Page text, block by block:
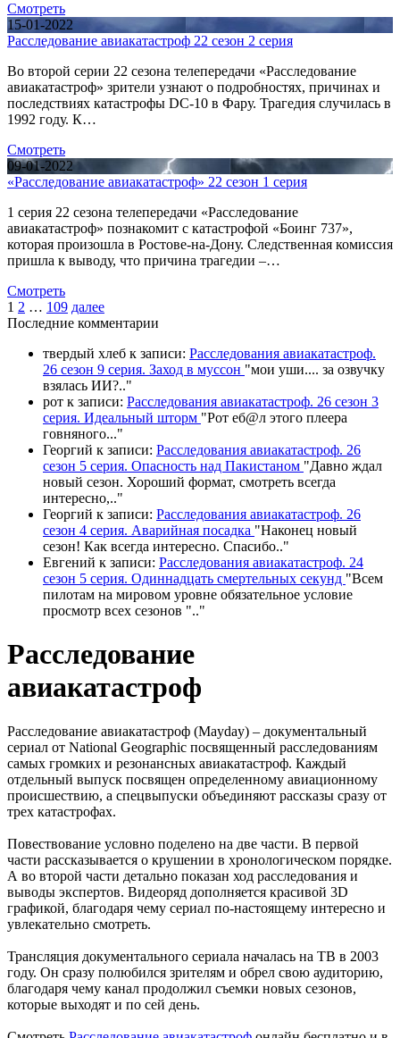
Смотреть
15-01-2022
Расследование авиакатастроф 22 сезон 2 серия
Во второй серии 22 сезона телепередачи «Расследование
авиакатастроф» зрители узнают о подробностях, причинах и
последствиях катастрофы DC-10 в Фару. Трагедия случилась в
1992 году. К…
Смотреть
09-01-2022
«Расследование авиакатастроф» 22 сезон 1 серия
1 серия 22 сезона телепередачи «Расследование
авиакатастроф» познакомит с катастрофой «Боинг 737»,
которая произошла в Ростове-на-Дону. Следственная комиссия
пришла к выводу, что причина трагедии –…
Смотреть
1 2 … 109 далее
Последние комментарии
твердый хлеб к записи: Расследования авиакатастроф.
26 сезон 9 серия. Заход в муссон "мои уши.... за озвучку
взялась ИИ?.."
рот к записи: Расследования авиакатастроф. 26 сезон 3
серия. Идеальный шторм "Рот еб@л этого плеера
говняного..."
Георгий к записи: Расследования авиакатастроф. 26
сезон 5 серия. Опасность над Пакистаном "Давно ждал
новый сезон. Хороший формат, смотреть всегда
интересно,.."
Георгий к записи: Расследования авиакатастроф. 26
сезон 4 серия. Аварийная посадка "Наконец новый
сезон! Как всегда интересно. Спасибо.."
Евгений к записи: Расследования авиакатастроф. 24
сезон 5 серия. Одиннадцать смертельных секунд "Всем
пилотам на мировом уровне обязательное условие
просмотр всех сезонов ".."
Расследование
авиакатастроф
Расследование авиакатастроф (Mayday) – документальный
сериал от National Geographic посвященный расследованиям
самых громких и резонансных авиакатастроф. Каждый
отдельный выпуск посвящен определенному авиационному
происшествию, а спецвыпуски объединяют рассказы сразу от
трех катастрофах.
Повествование условно поделено на две части. В первой
части рассказывается о крушении в хронологическом порядке.
А во второй части детально показан ход расследования и
выводы экспертов. Видеоряд дополняется красивой 3D
графикой, благодаря чему сериал по-настоящему интересно и
увлекательно смотреть.
Трансляция документального сериала началась на ТВ в 2003
году. Он сразу полюбился зрителям и обрел свою аудиторию,
благодаря чему канал продолжил съемки новых сезонов,
которые выходят и по сей день.